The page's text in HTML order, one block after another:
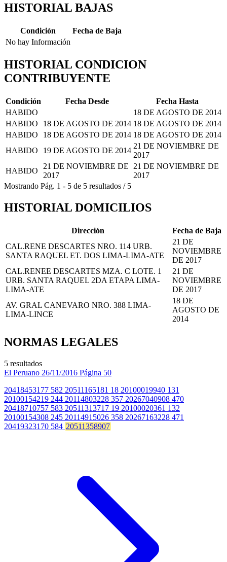
HISTORIAL BAJAS
Condición
Fecha de Baja
No hay Información
HISTORIAL CONDICION
CONTRIBUYENTE
Condición Fecha Desde
Fecha Hasta
HABIDO
18 DE AGOSTO DE 2014
HABIDO
18 DE AGOSTO DE 2014 18 DE AGOSTO DE 2014
HABIDO
18 DE AGOSTO DE 2014 18 DE AGOSTO DE 2014
HABIDO
19 DE AGOSTO DE 2014
21 DE NOVIEMBRE DE
2017
HABIDO
21 DE NOVIEMBRE DE
2017
21 DE NOVIEMBRE DE
2017
Mostrando Pág. 1 - 5 de 5 resultados / 5
HISTORIAL DOMICILIOS
Dirección
Fecha de Baja
CAL.RENE DESCARTES NRO. 114 URB.
SANTA RAQUEL ET. DOS LIMA-LIMA-ATE
21 DE
NOVIEMBRE
DE 2017
CAL.RENEE DESCARTES MZA. C LOTE. 1
URB. SANTA RAQUEL 2DA ETAPA LIMA-
LIMA-ATE
21 DE
NOVIEMBRE
DE 2017
AV. GRAL CANEVARO NRO. 388 LIMA-
LIMA-LINCE
18 DE
AGOSTO DE
2014
NORMAS LEGALES
5 resultados
El Peruano 26/11/2016 Página 50
20418453177 582 20511165181 18 20100019940 131
20100154219 244 20114803228 357 20267040908 470
20418710757 583 20511313717 19 20100020361 132
20100154308 245 20114915026 358 20267163228 471
20419323170 584 20511358907